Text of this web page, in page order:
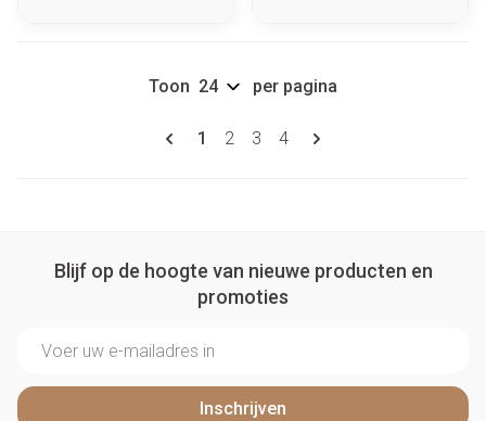
Pagina's
U lees momenteel pagina
1 Pagina
2 Pagina
3 Pagina
4
Toon per pagina
Blijf op de hoogte van nieuwe producten en
promoties
Inschrijven